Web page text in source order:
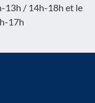
13h / 14h-18h et le
17h